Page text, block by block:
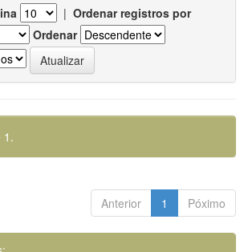
| Ordenar registros por
Ordenar
1.
Anterior 1 Póximo